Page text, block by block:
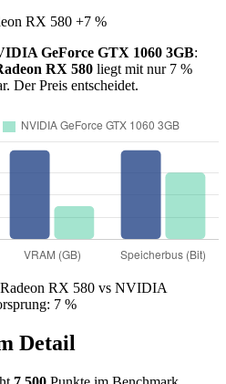
RX 580 +7 %
GeForce GTX 1060 3GB:
RX 580 liegt mit nur 7 %
Der Preis entscheidet.
RX 580 vs NVIDIA
7 %
Detail